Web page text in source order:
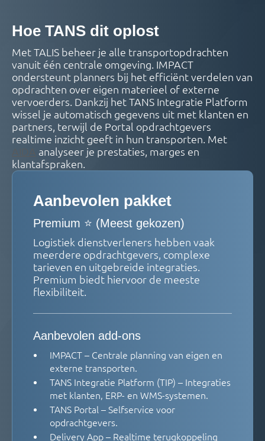
Hoe TANS dit oplost
Met TALIS beheer je alle transportopdrachten
vanuit één centrale omgeving. IMPACT
ondersteunt planners bij het efficiënt verdelen van
opdrachten over eigen materieel of externe
vervoerders. Dankzij het TANS Integratie Platform
wissel je automatisch gegevens uit met klanten en
partners, terwijl de Portal opdrachtgevers
realtime inzicht geeft in hun transporten. Met
analyseer je prestaties, marges en
klantafspraken.
Aanbevolen pakket
Premium ⭐ (Meest gekozen)
Logistiek dienstverleners hebben vaak
meerdere opdrachtgevers, complexe
tarieven en uitgebreide integraties.
Premium biedt hiervoor de meeste
flexibiliteit.
Aanbevolen add-ons
IMPACT – Centrale planning van eigen en
externe transporten.
TANS Integratie Platform (TIP) – Integraties
met klanten, ERP- en WMS-systemen.
TANS Portal – Selfservice voor
opdrachtgevers.
Delivery App – Realtime terugkoppeling